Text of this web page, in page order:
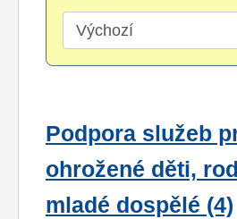
Podpora služeb
ohrožené děti,
mladé dospělé (4)